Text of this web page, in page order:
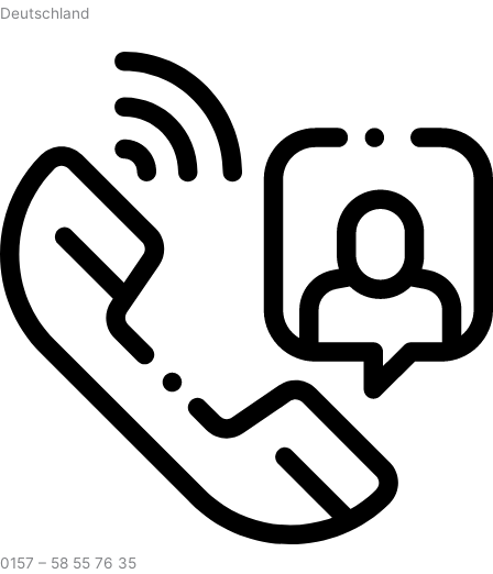
Deutschland
0157 – 58 55 76 35